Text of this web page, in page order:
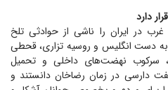
دارد
در ایران را ناشی از حوادثی تلخ
دست انگلیس و روسیه تزاری، قحطی
سرکوب نهضت‌های داخلی و تحمیل
نفت دارسی در زمان رضاخان دانستند و